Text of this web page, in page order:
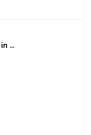
Madonna col Bambino in gloria tra Santi in San Pietro